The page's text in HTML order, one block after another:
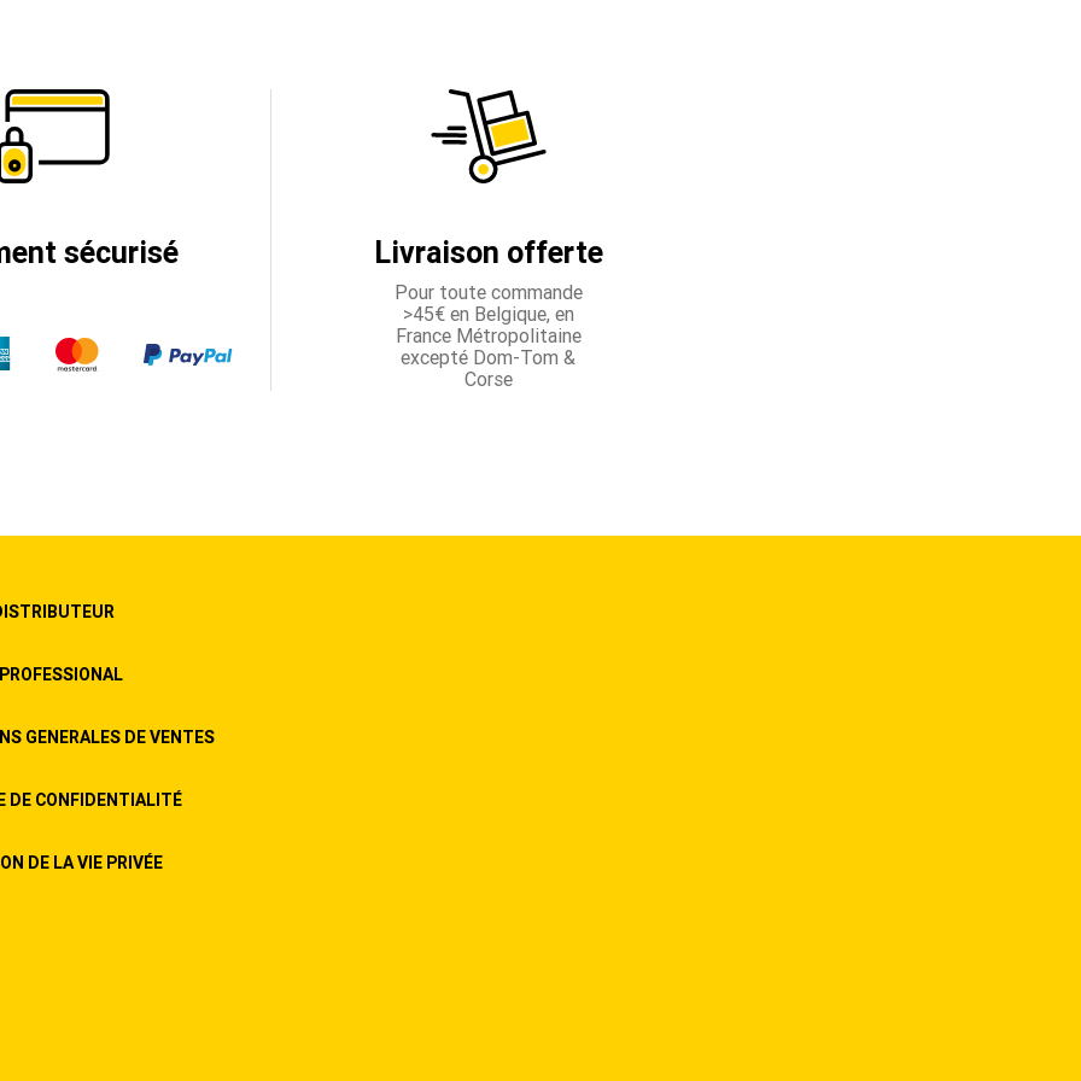
sécurisé Livraison offerte
Pour toute commande
>45€ en Belgique, en
France Métropolitaine
excepté Dom-Tom &
Corse
GENERALES DE VENTES
DE CONFIDENTIALITÉ
DE LA VIE PRIVÉE